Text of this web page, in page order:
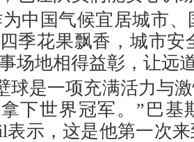
中国气候宜居城市
季花果飘香，城市
场地相得益彰，让远
球是一项充满活力与
下世界冠军。”巴基
表示，这是他第一次